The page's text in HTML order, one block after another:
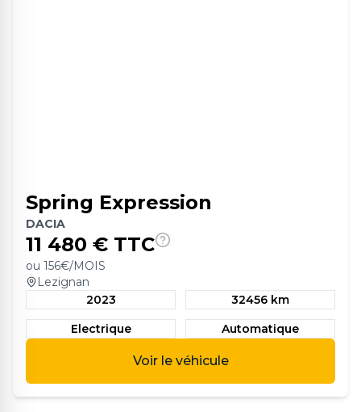
Spring Expression
DACIA
11 480 € TTC
ou 156€/MOIS
Lezignan
2023
32456 km
Electrique
Automatique
Voir le véhicule